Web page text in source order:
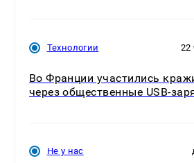
Технологии 22
Во Франции участились
через общественные USB-
Не у нас